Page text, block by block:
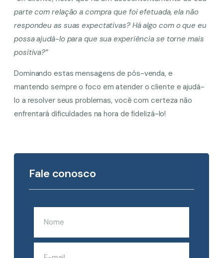
parte com relação a compra que foi efetuada, ela não
respondeu as suas expectativas? Há algo com o que eu
possa ajudá-lo para que sua experiência se torne mais
positiva?”
Dominando estas mensagens de pós-venda, e
mantendo sempre o foco em atender o cliente e ajudá-
lo a resolver seus problemas, você com certeza não
enfrentará dificuldades na hora de fidelizá-lo!
Fale conosco